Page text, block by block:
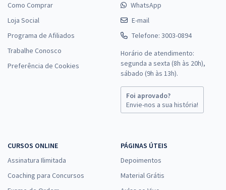
Como Comprar
Loja Social
Programa de Afiliados
Trabalhe Conosco
Preferência de Cookies
WhatsApp
E-mail
Telefone: 3003-0894
Horário de atendimento:
segunda a sexta (8h às 20h),
sábado (9h às 13h).
Foi aprovado?
Envie-nos a sua história!
CURSOS ONLINE
Assinatura Ilimitada
Coaching para Concursos
PÁGINAS ÚTEIS
Depoimentos
Material Grátis